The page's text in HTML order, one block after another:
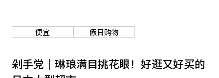
便宜 假日购物
剁手党｜琳琅满目挑花眼！好逛又好买的